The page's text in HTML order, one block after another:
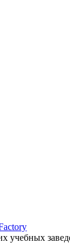
учебных